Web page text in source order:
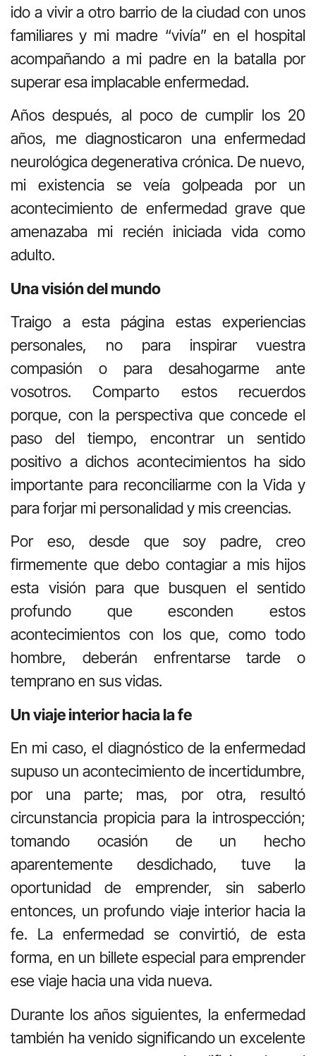
ido a vivir a otro barrio de la ciudad con unos
familiares y mi madre “vivía” en el hospital
acompañando a mi padre en la batalla por
superar esa implacable enfermedad.
Años después, al poco de cumplir los 20
años, me diagnosticaron una enfermedad
neurológica degenerativa crónica. De nuevo,
mi existencia se veía golpeada por un
acontecimiento de enfermedad grave que
amenazaba mi recién iniciada vida como
adulto.
Una visión del mundo
Traigo a esta página estas experiencias
personales, no para inspirar vuestra
compasión o para desahogarme ante
vosotros. Comparto estos recuerdos
porque, con la perspectiva que concede el
paso del tiempo, encontrar un sentido
positivo a dichos acontecimientos ha sido
importante para reconciliarme con la Vida y
para forjar mi personalidad y mis creencias.
Por eso, desde que soy padre, creo
firmemente que debo contagiar a mis hijos
esta visión para que busquen el sentido
profundo que esconden estos
acontecimientos con los que, como todo
hombre, deberán enfrentarse tarde o
temprano en sus vidas.
Un viaje interior hacia la fe
En mi caso, el diagnóstico de la enfermedad
supuso un acontecimiento de incertidumbre,
por una parte; mas, por otra, resultó
circunstancia propicia para la introspección;
tomando ocasión de un hecho
aparentemente desdichado, tuve la
oportunidad de emprender, sin saberlo
entonces, un profundo viaje interior hacia la
fe. La enfermedad se convirtió, de esta
forma, en un billete especial para emprender
ese viaje hacia una vida nueva.
Durante los años siguientes, la enfermedad
también ha venido significando un excelente